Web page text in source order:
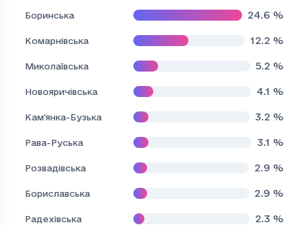
Боринська 24.6 %
Комарнівська 12.2 %
Миколаївська 5.2 %
Новояричівська 4.1 %
Кам'янка-Бузька 3.2 %
Рава-Руська 3.1 %
Розвадівська 2.9 %
Бориславська 2.9 %
Радехівська 2.3 %